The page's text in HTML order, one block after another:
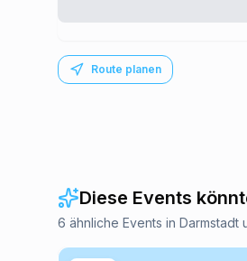
Route planen
Diese Events
6 ähnliche Events in Darmstadt